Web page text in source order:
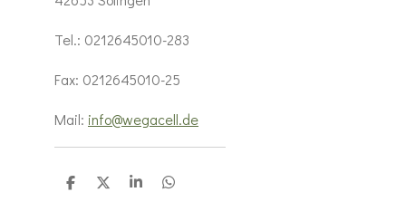
Tel.: 0212645010-283
Fax: 0212645010-25
Mail: info@wegacell.de
T
T
T
T